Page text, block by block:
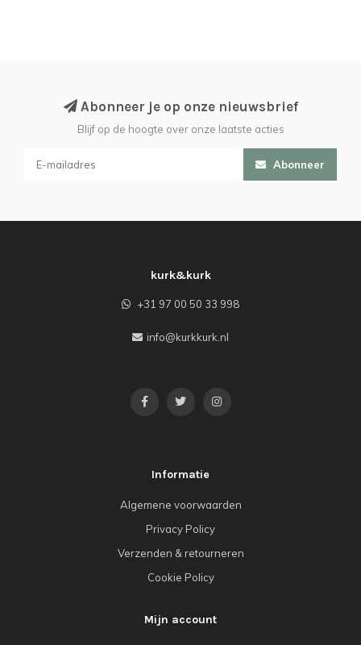
Abonneer je op onze nieuwsbrief
Blijf op de hoogte over onze laatste acties
Abonneer
kurk&kurk
+31 97 00 50 33 998
info@kurkkurk.nl
Informatie
Algemene voorwaarden
Privacy Policy
Verzenden & retourneren
Cookie Policy
Mijn account